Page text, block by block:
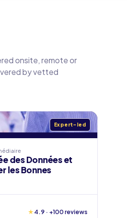
onsite, remote or
by vetted
Expert-led
des Données et
les Bonnes
★ 4.9 · +100 reviews